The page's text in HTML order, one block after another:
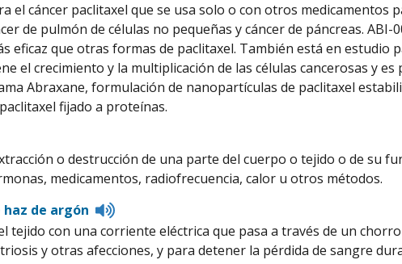
el cáncer paclitaxel que se usa solo o con otros medicamentos
de pulmón de células no pequeñas y cáncer de páncreas. ABI-
eficaz que otras formas de paclitaxel. También está en estudio
el crecimiento y la multiplicación de las células cancerosas y
Abraxane, formulación de nanopartículas de paclitaxel
fijado a proteínas.
o destrucción de una parte del cuerpo o tejido o de su
medicamentos, radiofrecuencia, calor u otros métodos.
de argón
Listen
to
pronunciation
tejido con una corriente eléctrica que pasa a través de un
y otras afecciones, y para detener la pérdida de sangre